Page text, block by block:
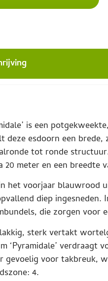
is een
deze esdoorn een
tot ronde
meter en een breedte
het voorjaar blauwrood
diep
die zorgen voor
sterk vertakt
‘Pyramidale’
gevoelig voor takbreuk,
4.